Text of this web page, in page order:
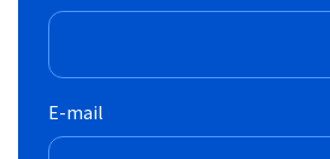
E-mail